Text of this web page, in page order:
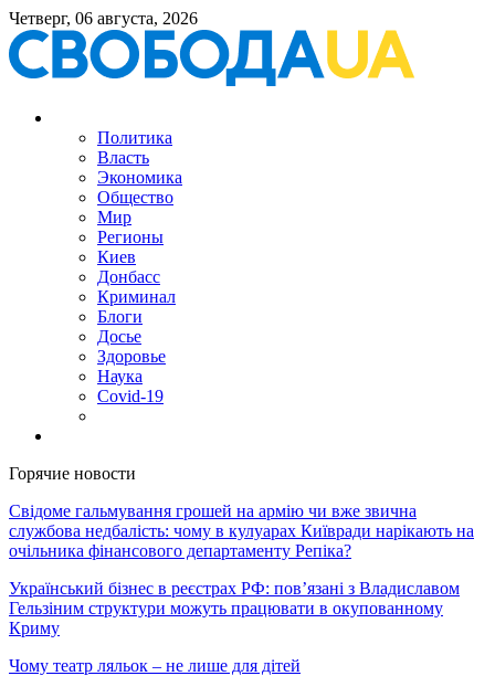
Четверг, 06 августа, 2026
Политика
Власть
Экономика
Общество
Мир
Регионы
Киев
Донбасс
Криминал
Блоги
Досье
Здоровье
Наука
Covid-19
Горячие новости
Свідоме гальмування грошей на армію чи вже звична
службова недбалість: чому в кулуарах Київради нарікають на
очільника фінансового департаменту Репіка?
Український бізнес в реєстрах РФ: пов’язані з Владиславом
Гельзіним структури можуть працювати в окупованному
Криму
Чому театр ляльок – не лише для дітей